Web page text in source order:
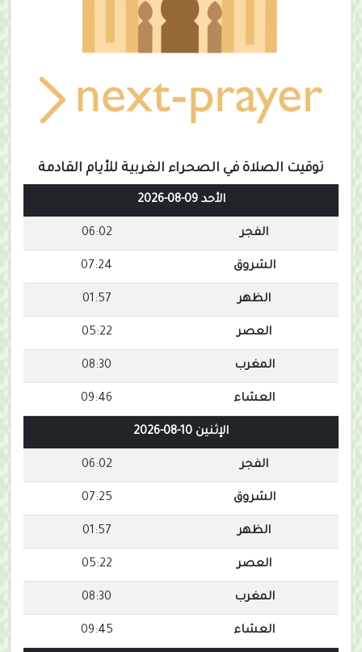
توقيت الصلاة في الصحراء الغربية للأيام القادمة
الأحد 09-08-2026
الفجر 06:02
الشروق 07:24
الظهر 01:57
العصر 05:22
المغرب 08:30
العشاء 09:46
الإثنين 10-08-2026
الفجر 06:02
الشروق 07:25
الظهر 01:57
العصر 05:22
المغرب 08:30
العشاء 09:45